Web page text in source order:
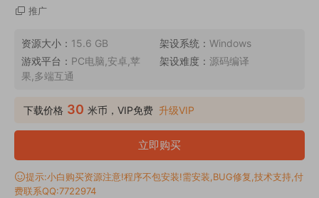
推广
资源大小： 15.6 GB 架设系统： Windows
游戏平台： PC电脑,安卓,苹
果,多端互通
架设难度： 源码编译
下载价格 30 米币，VIP免费 升级VIP
立即购买
提示:小白购买资源注意!程序不包安装!需安装,BUG修复,技术支持,付
费联系QQ:7722974